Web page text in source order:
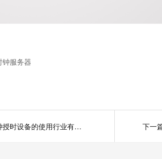
服务器
高精度卫星时钟授时设备的使用行业有哪些？ 下一